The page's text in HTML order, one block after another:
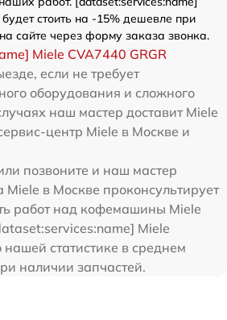
будет стоить на -15% дешевле при
сайте через форму заказа звонка.
Miele CVA7440 GRGR
если не требует
оборудования и сложного
наш мастер доставит Miele
центр Miele в Москве и
позвоните и наш мастер
Miele в Москве проконсультирует
работ над кофемашины Miele
Miele
нашей статистике в среднем
наличии запчастей.